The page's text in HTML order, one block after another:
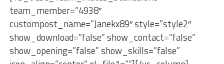
team_member=”4938″
custompost_name=”Janekx89″ style=”style2″
show_download=”false” show_contact=”false”
show_opening=”false” show_skills=”false”